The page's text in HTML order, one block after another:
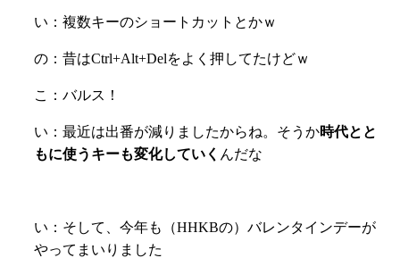
い：複数キーのショートカットとかｗ
の：昔はCtrl+Alt+Delをよく押してたけどｗ
こ：バルス！
い：最近は出番が減りましたからね。そうか時代とと
もに使うキーも変化していく んだな
い：そして、今年も（HHKBの）バレンタインデーが
やってまいりました